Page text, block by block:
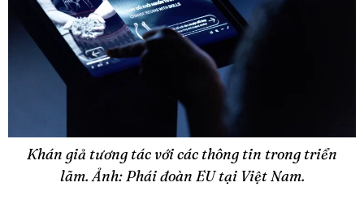
Khán giả tương tác với các thông tin trong triển
lãm. Ảnh: Phái đoàn EU tại Việt Nam.